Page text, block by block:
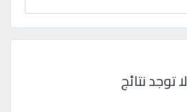
لا توجد نتائج